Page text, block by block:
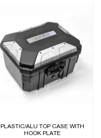
PLASTIC/ALU TOP CASE WITH
HOOK PLATE